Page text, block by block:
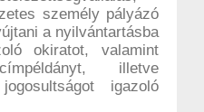
személy pályázó
a nyilvántartásba
okiratot, valamint
illetve
igazoló